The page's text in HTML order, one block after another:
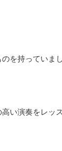
を持っていまし
い演奏をレッ